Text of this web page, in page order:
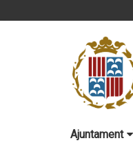
Ajuntament